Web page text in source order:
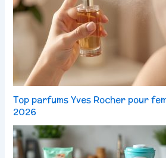
Top parfums Yves Rocher pour
2026